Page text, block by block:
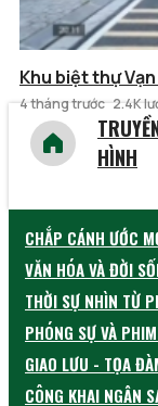
Khu biệt thự
4 tháng trước 2.4K
HÌNH
CHẮP CÁNH ƯỚC
VĂN HÓA VÀ ĐỜI
THỜI SỰ NHÌN TỪ
PHÓNG SỰ VÀ
GIAO LƯU - TỌA
CÔNG KHAI NGÂN